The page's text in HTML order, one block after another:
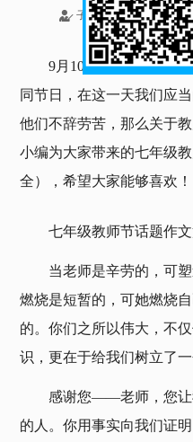
子文库网 07-14
9月10日的教师节到来
同节日，在这一天我们应
他们不辞劳苦，那么关于
小编为大家带来的七年级
全），希望大家能够喜欢！
七年级教师节话题作文
当老师是辛劳的，可
燃烧是短暂的，可她燃烧
的。你们之所以伟大，不
识，更在于给我们树立了一
感谢您——老师，您让
的人。你用事实向我们证
关于春节作文600字初一5篇1